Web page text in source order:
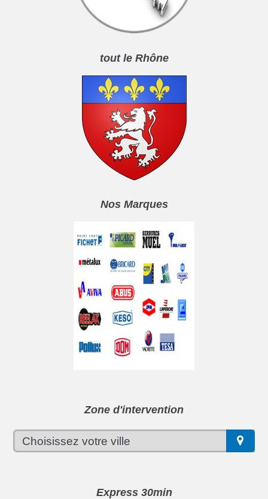
tout le Rhône
Nos Marques
Zone d'intervention
Express 30min